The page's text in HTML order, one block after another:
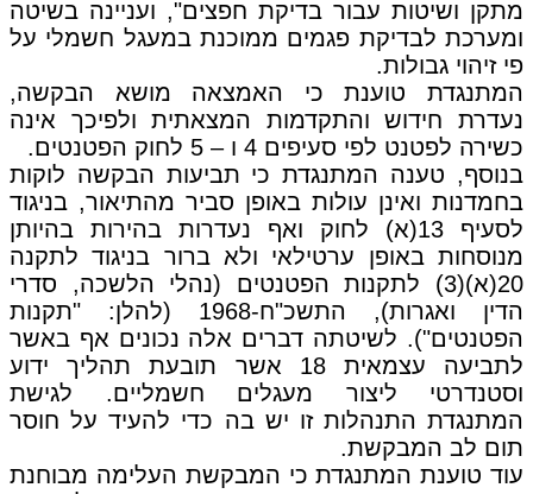
מתקן ושיטות עבור בדיקת חפצים", ועניינה בשיטה
ומערכת לבדיקת פגמים ממוכנת במעגל חשמלי על
פי זיהוי גבולות.
המתנגדת טוענת כי האמצאה מושא הבקשה,
נעדרת חידוש והתקדמות המצאתית ולפיכך אינה
כשירה לפטנט לפי סעיפים 4 ו – 5 לחוק הפטנטים.
בנוסף, טענה המתנגדת כי תביעות הבקשה לוקות
בחמדנות ואינן עולות באופן סביר מהתיאור, בניגוד
לסעיף 13(א) לחוק ואף נעדרות בהירות בהיותן
מנוסחות באופן ערטילאי ולא ברור בניגוד לתקנה
20(א)(3) לתקנות הפטנטים (נהלי הלשכה, סדרי
הדין ואגרות), התשכ"ח-1968 (להלן: "תקנות
הפטנטים"). לשיטתה דברים אלה נכונים אף באשר
לתביעה עצמאית 18 אשר תובעת תהליך ידוע
וסטנדרטי ליצור מעגלים חשמליים. לגישת
המתנגדת התנהלות זו יש בה כדי להעיד על חוסר
תום לב המבקשת.
עוד טוענת המתנגדת כי המבקשת העלימה מבוחנת